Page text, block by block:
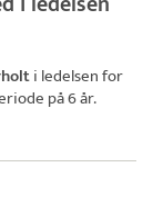
i ledelsen for
på 6 år.